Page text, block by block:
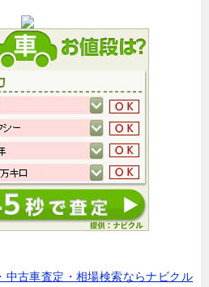
中古車査定・相場検索ならナビクル